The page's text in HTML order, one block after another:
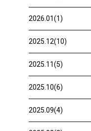
2026.01(1)
2025.12(10)
2025.11(5)
2025.10(6)
2025.09(4)